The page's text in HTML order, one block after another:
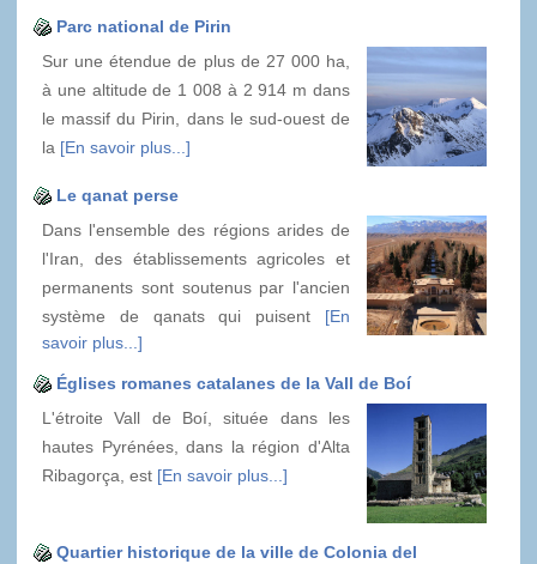
Parc national de Pirin
Sur une étendue de plus de 27 000 ha,
à une altitude de 1 008 à 2 914 m dans
le massif du Pirin, dans le sud-ouest de
la [En savoir plus...]
Le qanat perse
Dans l'ensemble des régions arides de
l'Iran, des établissements agricoles et
permanents sont soutenus par l'ancien
système de qanats qui puisent [En
savoir plus...]
Églises romanes catalanes de la Vall de Boí
L'étroite Vall de Boí, située dans les
hautes Pyrénées, dans la région d'Alta
Ribagorça, est [En savoir plus...]
Quartier historique de la ville de Colonia del